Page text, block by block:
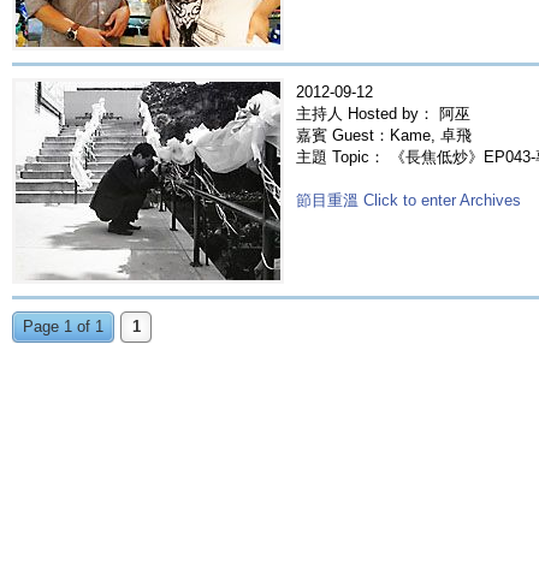
2012-09-12
主持人 Hosted by： 阿巫
嘉賓 Guest：Kame, 卓飛
主題 Topic： 《長焦低炒》
節目重溫 Click to enter Archives
Page 1 of 1 1